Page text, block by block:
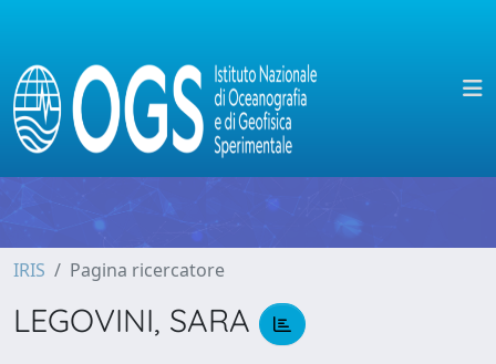
IRIS Pagina ricercatore
LEGOVINI, SARA